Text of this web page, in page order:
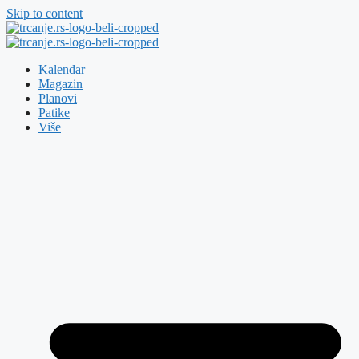
Skip to content
Kalendar
Magazin
Planovi
Patike
Više